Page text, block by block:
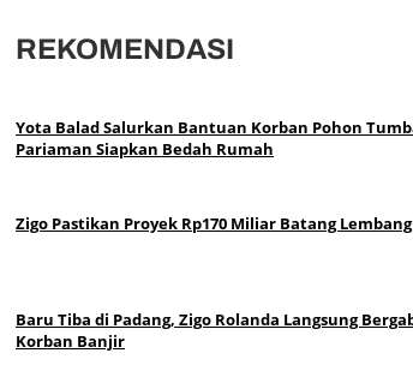
REKOMENDASI
Yota Balad Salurkan Bantuan Korban Pohon
Pariaman Siapkan Bedah Rumah
Zigo Pastikan Proyek Rp170 Miliar Batang
Baru Tiba di Padang, Zigo Rolanda Langsung
Korban Banjir